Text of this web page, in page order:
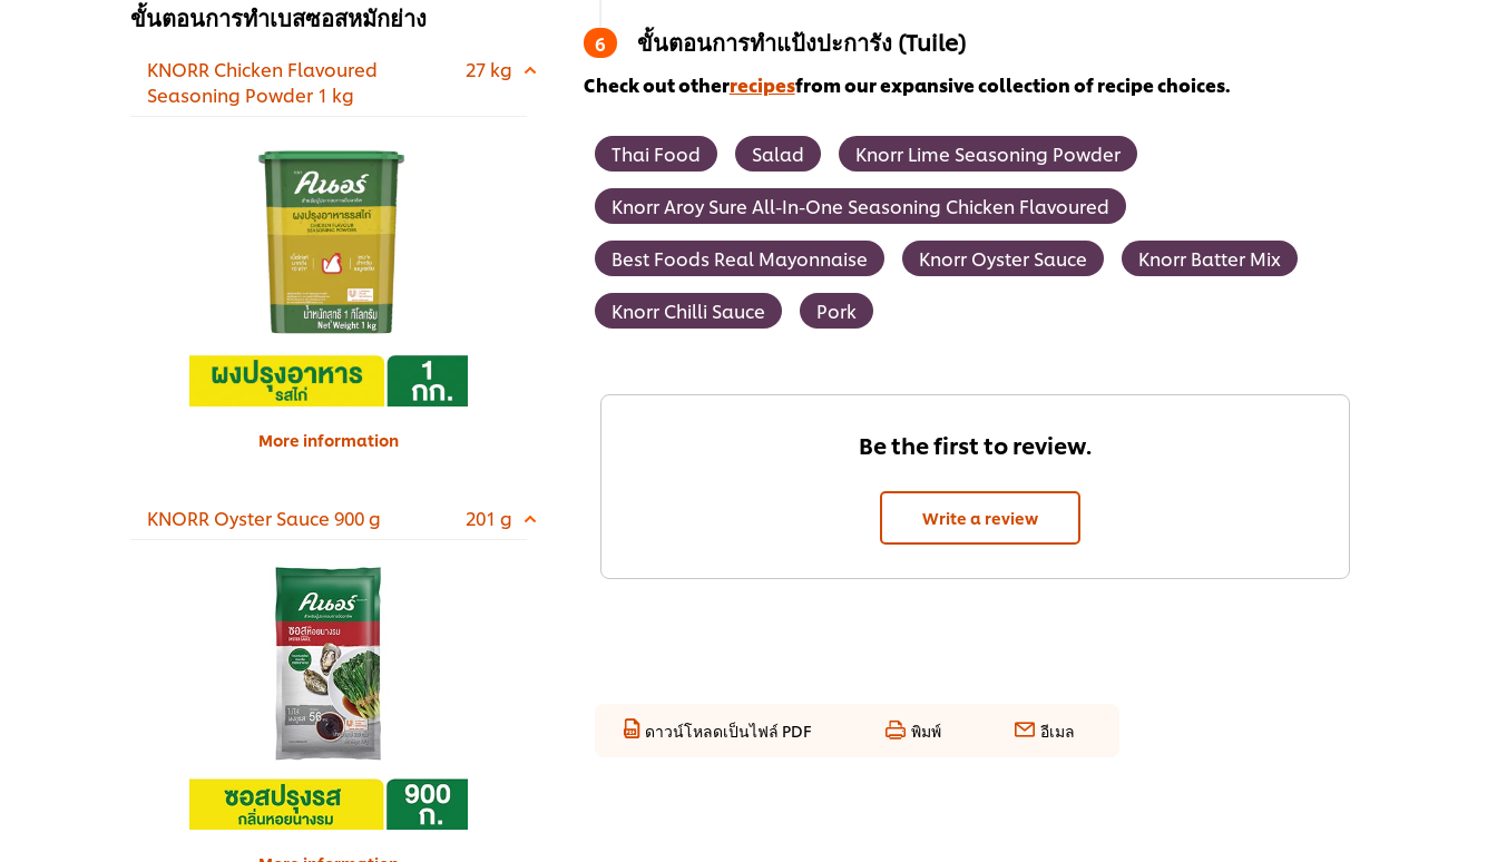
ขั้นตอนการทำเบสซอสหมักย่าง
KNORR Chicken Flavoured
Seasoning Powder 1 kg
27 kg
More information
KNORR Oyster Sauce 900 g 201 g
ขั้นตอนการทำแป้งปะการัง (Tuile)
Check out otherrecipesfrom our expansive collection of recipe choices.
Thai Food Salad Knorr Lime Seasoning Powder
Knorr Aroy Sure All-In-One Seasoning Chicken Flavoured
Best Foods Real Mayonnaise Knorr Oyster Sauce Knorr Batter Mix
Knorr Chilli Sauce Pork
Be the first to review.
Write a review
ดาวน์โหลดเป็นไฟล์ PDF พิมพ์ อีเมล